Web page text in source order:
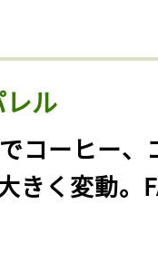
ル
コーヒー、
きく変動。